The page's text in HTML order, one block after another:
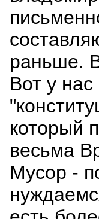
раньше.
Вот у нас
который
весьма
Мусор -